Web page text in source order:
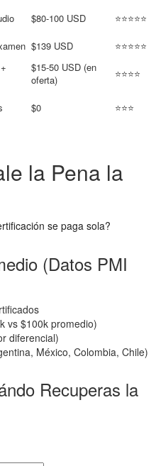
$80-100 USD ⭐⭐⭐⭐⭐
$139 USD
⭐⭐⭐⭐⭐
$15-50 USD (en
oferta)
⭐⭐⭐⭐
$0 ⭐⭐⭐
la Pena la
se paga sola?
(Datos PMI
vs $100k promedio)
diferencial)
México, Colombia, Chile)
Recuperas la